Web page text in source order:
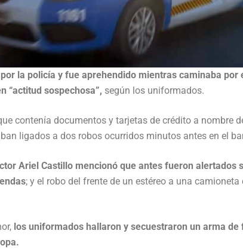
la policía y fue aprehendido mientras caminaba por
“actitud sospechosa”, según los uniformados.
contenía documentos y tarjetas de crédito a nombre
ligados a dos robos ocurridos minutos antes en el
Ariel Castillo mencionó que antes fueron alertados
; y el robo del frente de un estéreo a una
los uniformados hallaron y secuestraron un arma